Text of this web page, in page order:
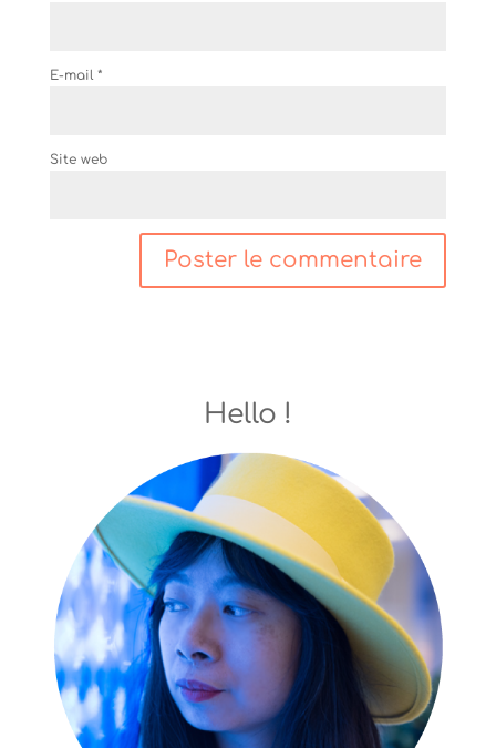
E-mail *
Site web
Hello !